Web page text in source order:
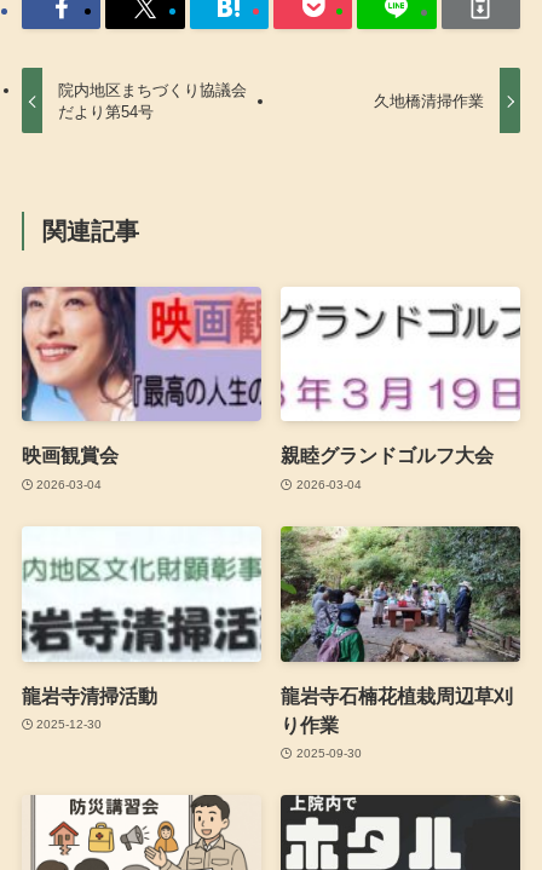
院内地区まちづくり協議会
だより第54号
久地橋清掃作業
関連記事
映画観賞会
2026-03-04
親睦グランドゴルフ大会
2026-03-04
龍岩寺清掃活動
2025-12-30
龍岩寺石楠花植栽周辺草刈
り作業
2025-09-30